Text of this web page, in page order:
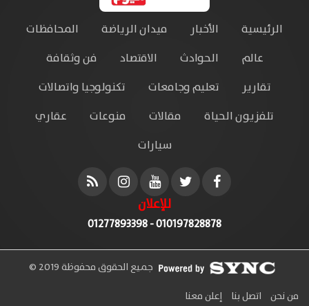
الرئيسية الأخبار ميدان الرياضة
المحافظات
عالم
الحوادث الاقتصاد
فن وثقافة
تقارير
تعليم وجامعات
تكنولوجيا واتصالات
تلفزيون الحياة
مقالات منوعات
عقاري
سيارات
للإعلان
010197828878 - 01277893398
جميع الحقوق محفوظة 2019 ©
من نحن
اتصل بنا إعلن معنا